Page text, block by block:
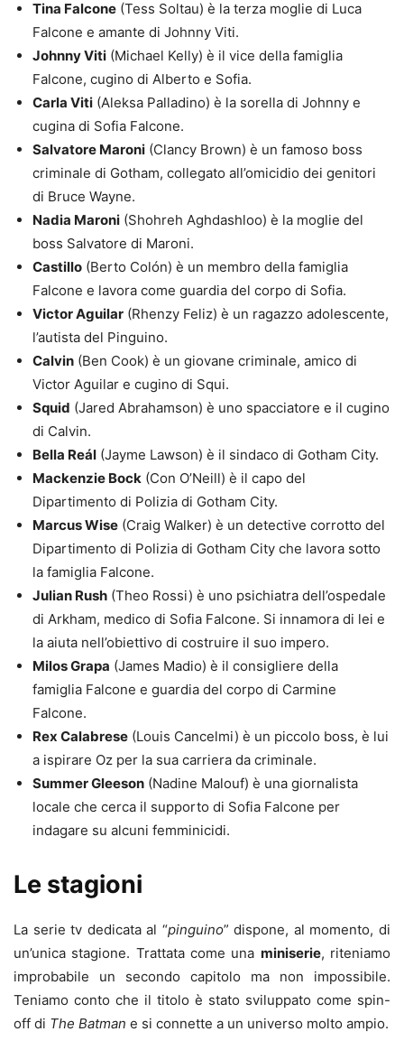
Tina Falcone (Tess Soltau) è la terza moglie di Luca
Falcone e amante di Johnny Viti.
Johnny Viti (Michael Kelly) è il vice della famiglia
Falcone, cugino di Alberto e Sofia.
Carla Viti (Aleksa Palladino) è la sorella di Johnny e
cugina di Sofia Falcone.
Salvatore Maroni (Clancy Brown) è un famoso boss
criminale di Gotham, collegato all’omicidio dei genitori
di Bruce Wayne.
Nadia Maroni (Shohreh Aghdashloo) è la moglie del
boss Salvatore di Maroni.
Castillo (Berto Colón) è un membro della famiglia
Falcone e lavora come guardia del corpo di Sofia.
Victor Aguilar (Rhenzy Feliz) è un ragazzo adolescente,
l’autista del Pinguino.
Calvin (Ben Cook) è un giovane criminale, amico di
Victor Aguilar e cugino di Squi.
Squid (Jared Abrahamson) è uno spacciatore e il cugino
di Calvin.
Bella Reál (Jayme Lawson) è il sindaco di Gotham City.
Mackenzie Bock (Con O’Neill) è il capo del
Dipartimento di Polizia di Gotham City.
Marcus Wise (Craig Walker) è un detective corrotto del
Dipartimento di Polizia di Gotham City che lavora sotto
la famiglia Falcone.
Julian Rush (Theo Rossi) è uno psichiatra dell’ospedale
di Arkham, medico di Sofia Falcone. Si innamora di lei e
la aiuta nell’obiettivo di costruire il suo impero.
Milos Grapa (James Madio) è il consigliere della
famiglia Falcone e guardia del corpo di Carmine
Falcone.
Rex Calabrese (Louis Cancelmi) è un piccolo boss, è lui
a ispirare Oz per la sua carriera da criminale.
Summer Gleeson (Nadine Malouf) è una giornalista
locale che cerca il supporto di Sofia Falcone per
indagare su alcuni femminicidi.
Le stagioni
La serie tv dedicata al “pinguino” dispone, al momento, di
un’unica stagione. Trattata come una miniserie, riteniamo
improbabile un secondo capitolo ma non impossibile.
Teniamo conto che il titolo è stato sviluppato come spin-
off di The Batman e si connette a un universo molto ampio.